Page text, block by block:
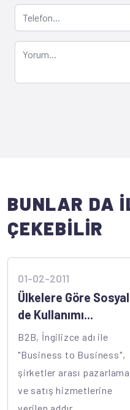
BUNLAR DA
ÇEKEBİLİR
01-02-2011
Ülkelere Göre
de Kullanımı...
B2B, İngilizce adı ile
"Business to Business",
şirketler arası pazarlama
ve satış hizmetlerine